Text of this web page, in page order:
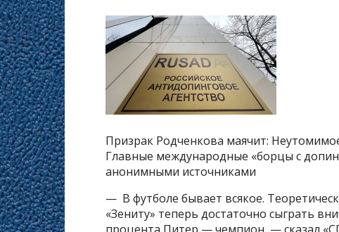
Призрак Родченкова маячит:
Главные международные «борцы с
анонимными источниками
— В футболе бывает всякое.
«Зениту» теперь достаточно сыграть